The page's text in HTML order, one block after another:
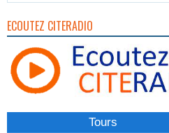
ECOUTEZ CITERADIO
Tours